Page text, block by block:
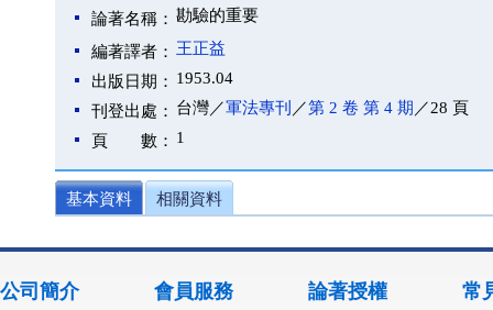
論著名稱： 勘驗的重要
編著譯者： 王正益
出版日期： 1953.04
刊登出處： 台灣／軍法專刊 ／第 2 卷 第 4 期 ／28 頁
頁 數： 1
基本資料 相關資料
公司簡介 會員服務 論著授權 常